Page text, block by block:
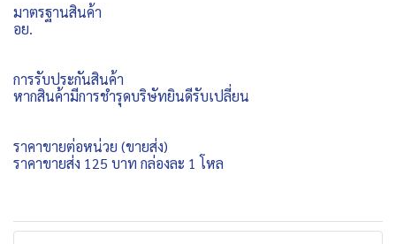
มาตรฐานสินค้า
อย.
การรับประกันสินค้า
หากสินค้ามีการชำรุดบริษัทยินดีรับเปลี่ยน
ราคาขายต่อหน่วย (ขายส่ง)
ราคาขายส่ง 125 บาท กล่องละ 1 โหล